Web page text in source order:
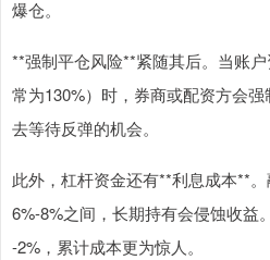
爆仓。
**强制平仓风险**紧随其后。当账
常为130%）时，券商或配资方会
去等待反弹的机会。
此外，杠杆资金还有**利息成本**
6%-8%之间，长期持有会侵蚀收益
-2%，累计成本更为惊人。